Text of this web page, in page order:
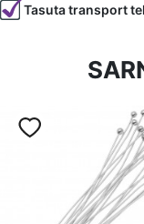
Materjal
Tasuta transport